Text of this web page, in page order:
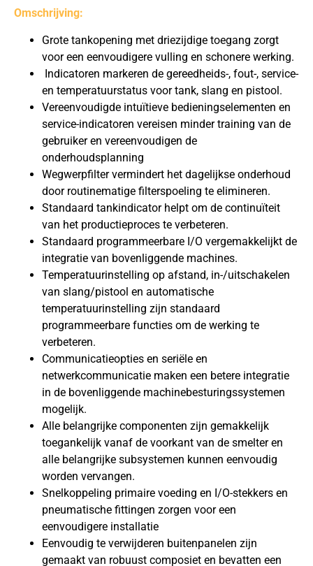
Omschrijving:
Grote tankopening met driezijdige toegang zorgt
voor een eenvoudigere vulling en schonere werking.
Indicatoren markeren de gereedheids-, fout-, service-
en temperatuurstatus voor tank, slang en pistool.
Vereenvoudigde intuïtieve bedieningselementen en
service-indicatoren vereisen minder training van de
gebruiker en vereenvoudigen de
onderhoudsplanning
Wegwerpfilter vermindert het dagelijkse onderhoud
door routinematige filterspoeling te elimineren.
Standaard tankindicator helpt om de continuïteit
van het productieproces te verbeteren.
Standaard programmeerbare I/O vergemakkelijkt de
integratie van bovenliggende machines.
Temperatuurinstelling op afstand, in-/uitschakelen
van slang/pistool en automatische
temperatuurinstelling zijn standaard
programmeerbare functies om de werking te
verbeteren.
Communicatieopties en seriële en
netwerkcommunicatie maken een betere integratie
in de bovenliggende machinebesturingssystemen
mogelijk.
Alle belangrijke componenten zijn gemakkelijk
toegankelijk vanaf de voorkant van de smelter en
alle belangrijke subsystemen kunnen eenvoudig
worden vervangen.
Snelkoppeling primaire voeding en I/O-stekkers en
pneumatische fittingen zorgen voor een
eenvoudigere installatie
Eenvoudig te verwijderen buitenpanelen zijn
gemaakt van robuust composiet en bevatten een